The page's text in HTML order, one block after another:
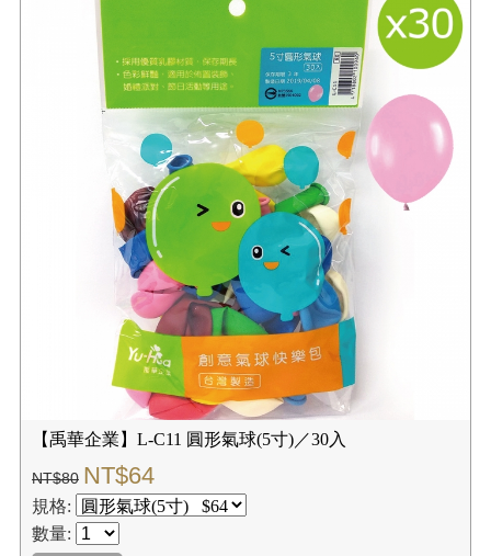
【禹華企業】L-C11 圓形氣球(5寸)／30入
NT$80 NT$64
規格:
數量: